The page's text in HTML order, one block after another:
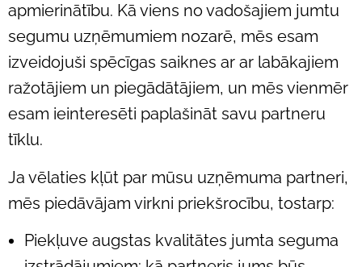
apmierinātību. Kā viens no vadošajiem jumtu
segumu uzņēmumiem nozarē, mēs esam
izveidojuši spēcīgas saiknes ar ar labākajiem
ražotājiem un piegādātājiem, un mēs vienmēr
esam ieinteresēti paplašināt savu partneru
tīklu.
Ja vēlaties kļūt par mūsu uzņēmuma partneri,
mēs piedāvājam virkni priekšrocību, tostarp:
Piekļuve augstas kvalitātes jumta seguma